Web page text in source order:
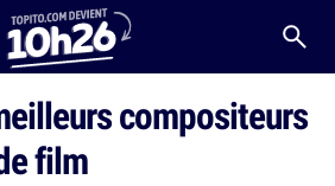
compositeurs
film